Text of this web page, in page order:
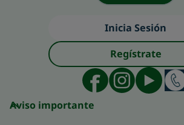
Inicia Sesión
Regístrate
Aviso importante